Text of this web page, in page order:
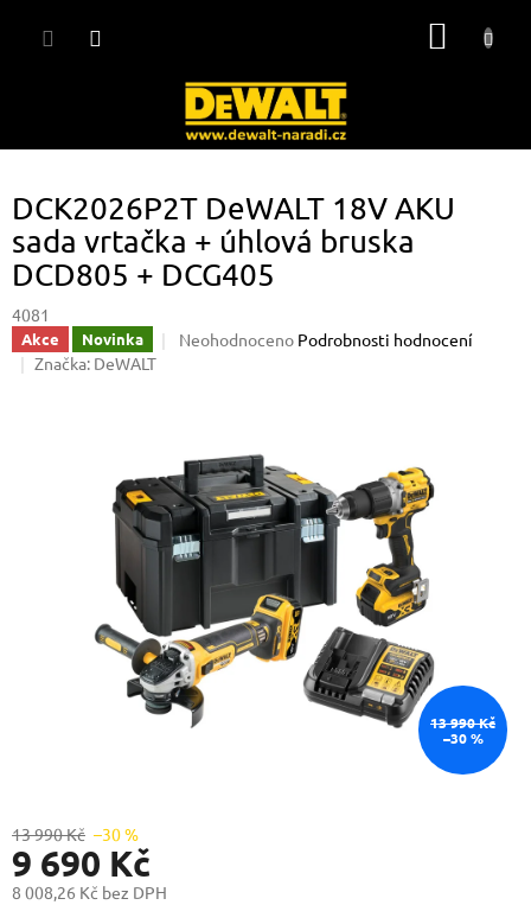
DCK2026P2T DeWALT 18V AKU
sada vrtačka + úhlová bruska
DCD805 + DCG405
4081
Akce Novinka
Průměrné
5
hvězdiček.
Neohodnoceno Podrobnosti hodnocení
Značka: DeWALT
13 990 Kč
–30 %
13 990 Kč –30 %
9 690 Kč
8 008,26 Kč bez DPH